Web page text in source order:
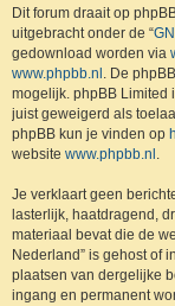
Dit forum draait op
uitgebracht onder de “
gedownload worden via
www.phpbb.nl . De
mogelijk. phpBB Limited
juist geweigerd als
phpBB kun je vinden op
website www.phpbb.nl .
Je verklaart geen
lasterlijk, haatdragend,
materiaal bevat die de
Nederland” is gehost of
plaatsen van dergelijke
ingang en permanent